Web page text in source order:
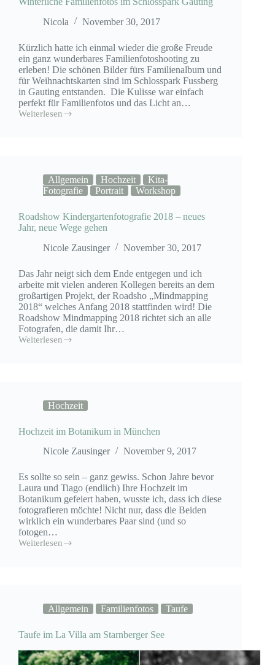
Nicola
November 30, 2017
Kürzlich hatte ich einmal wieder die große Freude
ein ganz wunderbares Familienfotoshooting zu
erleben! Die schönen Bilder fürs Familienalbum und
für Weihnachtskarten sind im Schlosspark Fussberg
in Gauting entstanden. Die Kulisse war einfach
perfekt für Familienfotos und das Licht an…
Weiterlesen
Winterliche
Allgemein Hochzeit
Kita-
Fotografie
Portrait Workshop
Roadshow Kindergartenfotografie 2018 – neues
Jahr, neue Wege gehen
Nicole Zausinger
November 30, 2017
Das Jahr neigt sich dem Ende entgegen und ich
arbeite mit vielen anderen Kollegen bereits an dem
großartigen Projekt, der Roadsho „Mindmapping
2018“ welches Anfang 2018 stattfinden wird! Die
Roadshow Mindmapping 2018 richtet sich an alle
Fotografen, die damit Ihr…
Weiterlesen
Roadshow
gehen
Hochzeit
Hochzeit im Botanikum in München
Nicole Zausinger
November 9, 2017
Es sollte so sein – ganz gewiss. Schon Jahre bevor
Laura und Tiago (endlich) Ihre Hochzeit im
Botanikum gefeiert haben, wusste ich, dass ich diese
fotografieren möchte! Nicht nur, dass die Beiden
wirklich ein wunderbares Paar sind (und so
fotogen…
Weiterlesen
Hochzeit
Allgemein Familienfotos Taufe
Taufe im La Villa am Starnberger See